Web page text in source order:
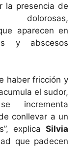
la presencia de
dolorosas,
aparecen en
y abscesos
haber fricción y
el sudor,
incrementa
conllevar a un
explica Silvia
que padecen